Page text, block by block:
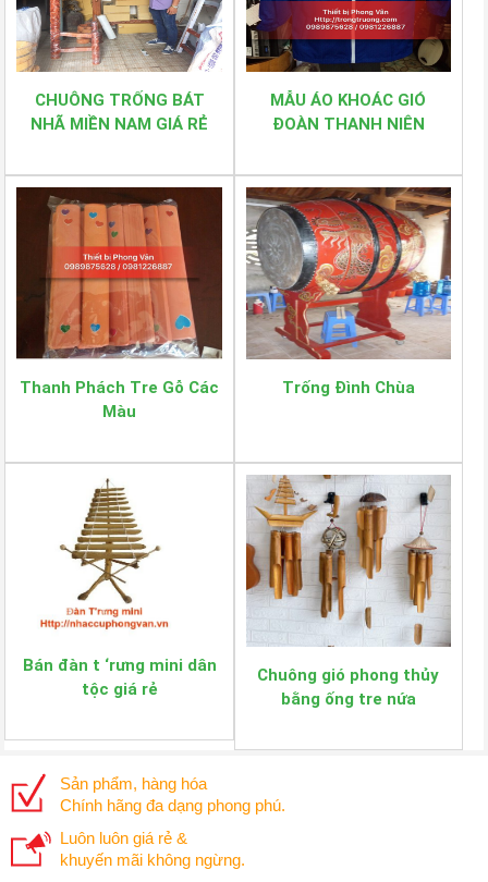
CHUÔNG TRỐNG BÁT
NHÃ MIỀN NAM GIÁ RẺ
MẪU ÁO KHOÁC GIÓ
ĐOÀN THANH NIÊN
Thanh Phách Tre Gỗ Các
Màu
Trống Đình Chùa
Bán đàn t ‘rưng mini dân
tộc giá rẻ
Chuông gió phong thủy
bằng ống tre nứa
Sản phẩm, hàng hóa
Chính hãng đa dạng phong phú.
Luôn luôn giá rẻ &
khuyến mãi không ngừng.